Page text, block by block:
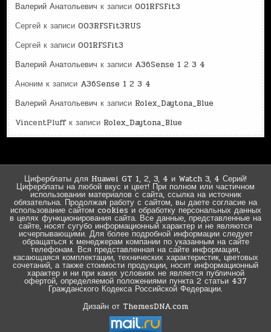
Валерий Анатольевич к записи001RFSFit3
Сергей к записи003RFSFit3RUS
Сергей к записи001RFSFit3
Валерий Анатольевич к записи A36Sense 1 2 3 4
Аноним к записи A36Sense 1 2 3 4
Валерий Анатольевич к записи Rolex_Daytona_Blue
VincentPluffк записи Rolex_Daytona_Blue
Циферблаты для Huawei GT 1, 2, 3, 4 и Watch 3, 4 Серий!
Циферблаты на любой вкус и цвет! При полном или частичном
использовании материалов с сайта, ссылка на источник
обязательна. Продолжая работу с сайтом, вы даете согласие на
использование сайтом cookies и обработку персональных данных
в целях функционирования сайта. Все данные, представленные на
сайте, носят сугубо информационный характер и не являются
исчерпывающими. Для более подробной информации следует
обращаться к менеджерам компании по указанным на сайте
телефонам. Вся представленная на сайте информация,
касающаяся комплектации, технических характеристик, цветовых
сочетаний, а также стоимости продукции, носит информационный
характер и ни при каких условиях не является публичной
офертой, определяемой положениями пункта 2 статьи 437
Гражданского Кодекса Российской Федерации.
Дизайн от ThemesDNA.com